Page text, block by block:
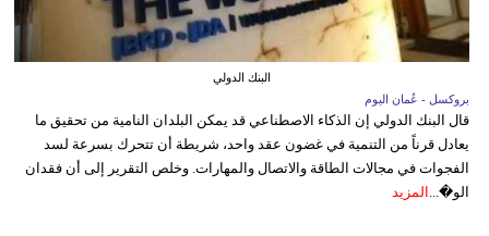
البنك الدولي
بروكسل - عُمان اليوم
قال البنك الدولي إن الذكاء الاصطناعي قد يمكن البلدان النامية من تحقيق ما
يعادل قرناً من التنمية في غضون عقد واحد، شريطة أن تتحرك بسرعة لسد
الفجوات في مجالات الطاقة والاتصال والمهارات. وخلص التقرير إلى أن فقدان
الو�...
المزيد